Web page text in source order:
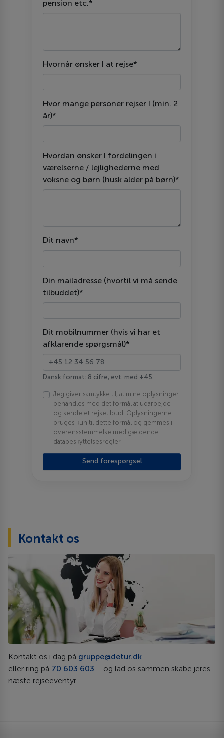
pension etc.*
Hvornår ønsker I at rejse*
Hvor mange personer rejser I (min. 2
år)*
Hvordan ønsker I fordelingen i
værelserne / lejlighederne med
voksne og børn (husk alder på børn)*
Dit navn*
Din mailadresse (hvortil vi må sende
tilbuddet)*
Dit mobilnummer (hvis vi har et
afklarende spørgsmål)*
Dansk format: 8 cifre, evt. med +45.
Jeg giver samtykke til, at mine oplysninger
behandles med det formål at udarbejde
og sende et rejsetilbud. Oplysningerne
bruges kun til dette formål og gemmes i
overensstemmelse med gældende
databeskyttelsesregler.
Send forespørgsel
Kontakt os
Kontakt os i dag på gruppe@detur.dk
eller ring på 70 603 603 – og lad os sammen skabe jeres
næste rejseeventyr.